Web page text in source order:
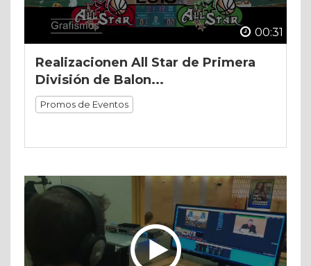
00:31
Realizacionen All Star de Primera
División de Balon...
Promos de Eventos